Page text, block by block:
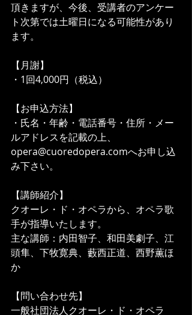
頂きますが、今後、受講者のアンケー
ト次第では土曜日になる可能性があり
ます。
【月謝】
・1回4,000円（税込）
【お申込方法】
・氏名・年齢・電話番号・住所・メー
ルアドレスを記載の上、
opera@cuoredopera.comへお申し込
み下さい。
【講師紹介】
クオーレ・ド・オペラから、オペラ歌
手が指導いたします。
主な講師：内田智子、和田美劇子、江
頭隼、下牧寛典、藪西正道、西野薫ほ
か
【問い合わせ先】
一般社団法人クオーレ・ド・オペラ